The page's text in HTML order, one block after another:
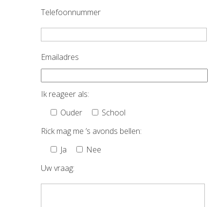
Telefoonnummer
Emailadres
Ik reageer als:
Ouder
School
Rick mag me ’s avonds bellen:
Ja
Nee
Uw vraag: